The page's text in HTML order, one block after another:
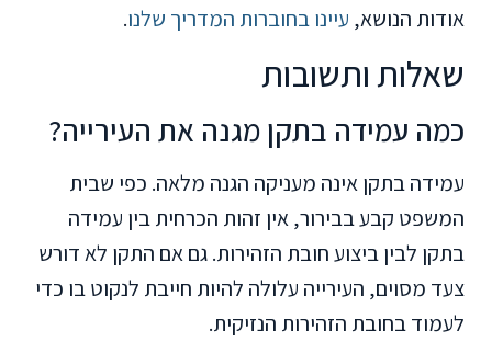
אודות הנושא, עיינו בחוברות המדריך שלנו.
שאלות ותשובות
כמה עמידה בתקן מגנה את העירייה?
עמידה בתקן אינה מעניקה הגנה מלאה. כפי שבית
המשפט קבע בבירור, אין זהות הכרחית בין עמידה
בתקן לבין ביצוע חובת הזהירות. גם אם התקן לא דורש
צעד מסוים, העירייה עלולה להיות חייבת לנקוט בו כדי
לעמוד בחובת הזהירות הנזיקית.